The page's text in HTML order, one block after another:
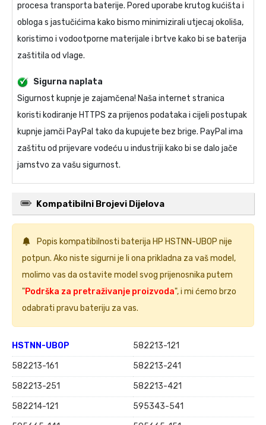
procesa transporta baterije. Pored uporabe krutog kućišta i
obloga s jastučićima kako bismo minimizirali utjecaj okoliša,
koristimo i vodootporne materijale i brtve kako bi se baterija
zaštitila od vlage.
Sigurna naplata
Sigurnost kupnje je zajamčena! Naša internet stranica
koristi kodiranje HTTPS za prijenos podataka i cijeli postupak
kupnje jamči PayPal tako da kupujete bez brige. PayPal ima
zaštitu od prijevare vodeću u industriji kako bi se dalo jače
jamstvo za vašu sigurnost.
Kompatibilni Brojevi Dijelova
Popis kompatibilnosti baterija HP HSTNN-UB0P nije
potpun. Ako niste sigurni je li ona prikladna za vaš model,
molimo vas da ostavite model svog prijenosnika putem
"Podrška za pretraživanje proizvoda", i mi ćemo brzo
odabrati pravu bateriju za vas.
HSTNN-UB0P
582213-121
582213-161
582213-241
582213-251
582213-421
582214-121
595343-541